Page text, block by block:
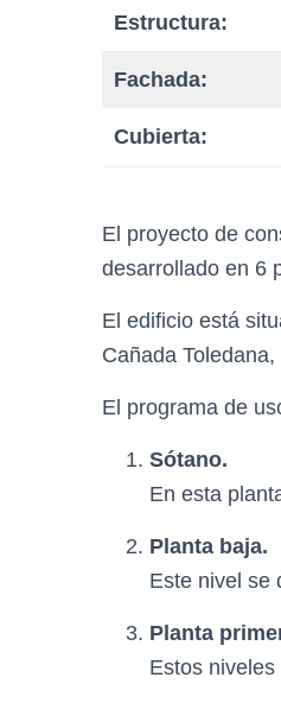
Estructura:
Fachada:
Cubierta:
El proyecto de
desarrollado en 6
El edificio está
Cañada
El programa de
Sótano.
En esta
Planta baja.
Este nivel se
Planta
Estos